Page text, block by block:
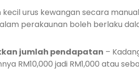
urus kewangan secara
perakaunan boleh berlaku
jumlah pendapatan –
RM10,000 jadi RM1,000 atau